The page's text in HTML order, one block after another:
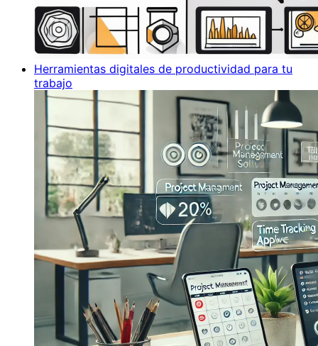
Herramientas digitales de productividad para tu
trabajo